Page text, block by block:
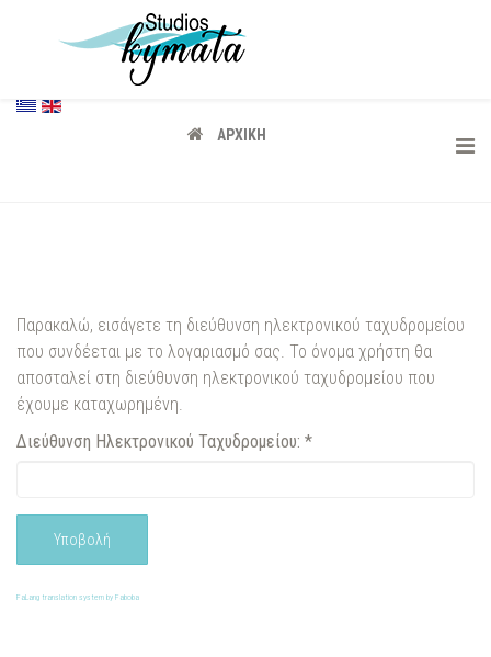
ΑΡΧΙΚΉ
Παρακαλώ, εισάγετε τη διεύθυνση ηλεκτρονικού ταχυδρομείου
που συνδέεται με το λογαριασμό σας. Το όνομα χρήστη θα
αποσταλεί στη διεύθυνση ηλεκτρονικού ταχυδρομείου που
έχουμε καταχωρημένη.
Διεύθυνση Ηλεκτρονικού Ταχυδρομείου: *
Υποβολή
FaLang translation system by Faboba